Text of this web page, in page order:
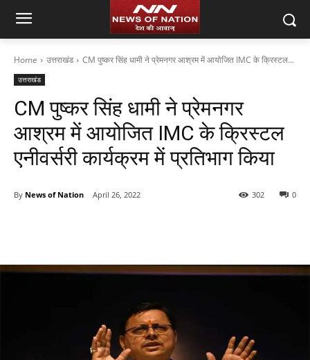
Home उत्तराखंड CM पुष्कर सिंह धामी ने प्रेमनगर आश्रम में आयोजित IMC के क्रिस्टल...
उत्तराखंड
CM पुष्कर सिंह धामी ने प्रेमनगर
आश्रम में आयोजित IMC के क्रिस्टल
एनीवर्सरी कार्यक्रम में प्रतिभाग किया
By News of Nation April 26, 2022 0
302